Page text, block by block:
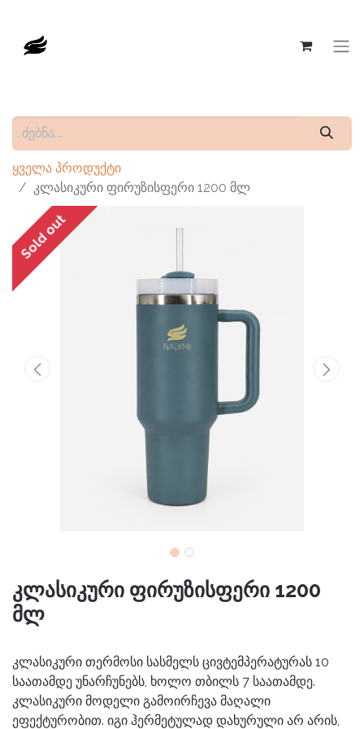
ყველა პროდუქტი
კლასიკური ფირუზისფერი 1200 მლ
Sold out
კლასიკური ფირუზისფერი 1200
მლ
კლასიკური თერმოსი სასმელს ცივტემპერატურას 10
საათამდე უნარჩუნებს, ხოლო თბილს 7 საათამდე.
კლასიკური მოდელი გამოირჩევა მაღალი
ეფექტურობით. იგი ჰერმეტულად დახურული არ არის,